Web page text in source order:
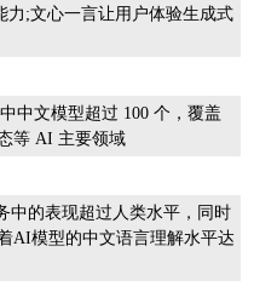
力;文心一言让用户体验生成式
中文模型超过 100 个，覆盖
等 AI 主要领域
中的表现超过人类水平，同时
AI模型的中文语言理解水平达